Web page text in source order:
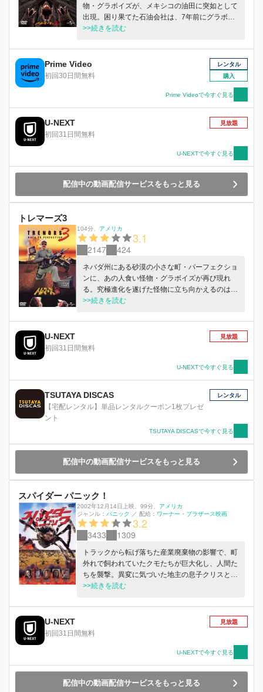
物・グラボイズが、メキシコの油田に突如として
出現。困り果てた石油会社は、7年前にグラボイ
ズと死闘を繰り広げた男アールに退治を依頼。報
ズ退治に乗り出すが…。
>>続きを読む
Prime Video
初回30日間無料
レンタル
購入
Prime Videoで今すぐ見る
U-NEXT
初回31日間無料
見放題
U-NEXTで今すぐ見る
配信中の動画配信サービスをもっと見る
トレマーズ3
104分 アメリカ
3.1
2147 424
ネバダ州にある砂漠の小さな町・パーフェクショ
ンに、あの人食い怪物・グラボイズが再び現れ
る。究極進化を遂げた怪物に立ち向かえるのは、
荒くれ者のバートだけ。彼は仲間の協力を得て、
ズの新種に挑む。
>>続きを読む
U-NEXT
初回31日間無料
見放題
U-NEXTで今すぐ見る
TSUTAYA DISCAS
【宅配レンタル】単品レンタルクーポン1枚プレゼ
ント
レンタル
TSUTAYA DISCASで今すぐ見る
配信中の動画配信サービスをもっと見る
スパイダー パニック！
2002年12月14日上映 99分
アメリカ
ジャンル： パニック ／ 配給： ワーナー・ブラザース映画
3.2
3433 1309
トラックから転げ落ちた産業廃棄物の影響で、町
外れで飼われていたクモたちが巨大化し、人間た
ちを襲撃。異変に気づいた地主の息子クリスと女
性保安官サムは、町の人々を安全なショッピング
たちに立ち向かう…。
>>続きを読む
U-NEXT
初回31日間無料
見放題
U-NEXTで今すぐ見る
配信中の動画配信サービスをもっと見る